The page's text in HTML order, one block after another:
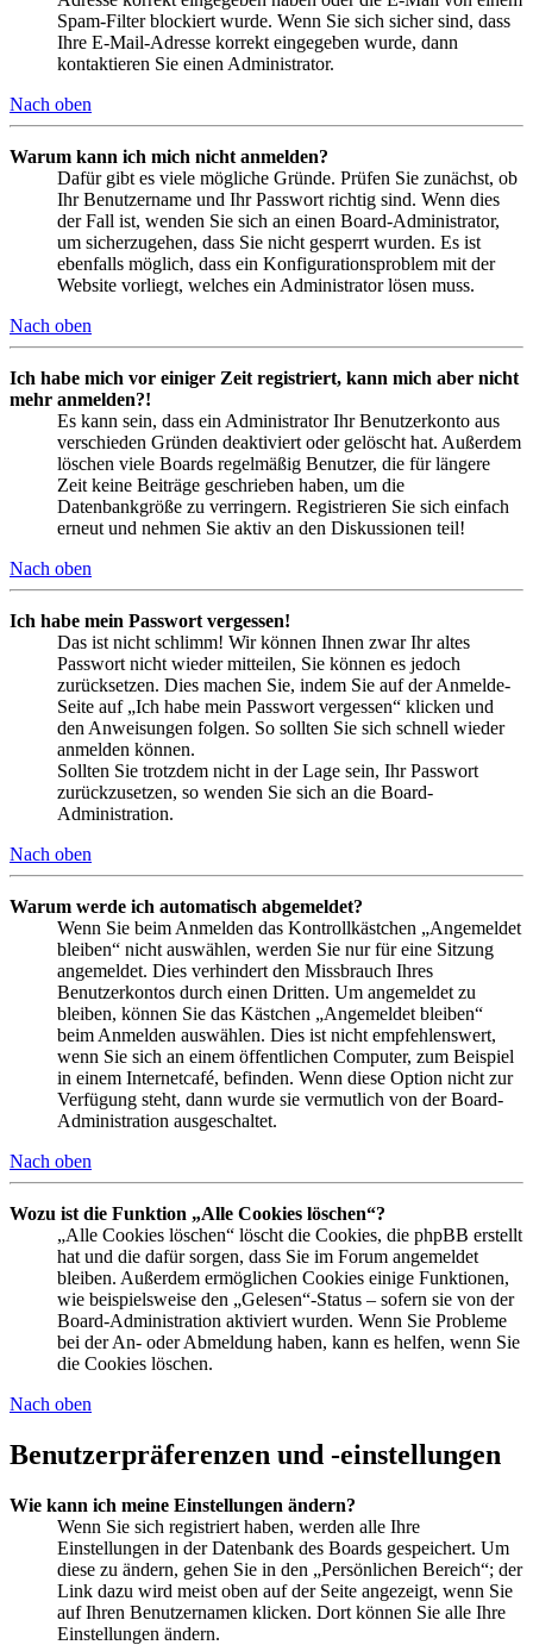
Spam-Filter blockiert wurde. Wenn Sie sich sicher sind, dass
Ihre E-Mail-Adresse korrekt eingegeben wurde, dann
kontaktieren Sie einen Administrator.
Nach oben
Warum kann ich mich nicht anmelden?
Dafür gibt es viele mögliche Gründe. Prüfen Sie zunächst, ob
Ihr Benutzername und Ihr Passwort richtig sind. Wenn dies
der Fall ist, wenden Sie sich an einen Board-Administrator,
um sicherzugehen, dass Sie nicht gesperrt wurden. Es ist
ebenfalls möglich, dass ein Konfigurationsproblem mit der
Website vorliegt, welches ein Administrator lösen muss.
Nach oben
Ich habe mich vor einiger Zeit registriert, kann mich aber nicht
mehr anmelden?!
Es kann sein, dass ein Administrator Ihr Benutzerkonto aus
verschieden Gründen deaktiviert oder gelöscht hat. Außerdem
löschen viele Boards regelmäßig Benutzer, die für längere
Zeit keine Beiträge geschrieben haben, um die
Datenbankgröße zu verringern. Registrieren Sie sich einfach
erneut und nehmen Sie aktiv an den Diskussionen teil!
Nach oben
Ich habe mein Passwort vergessen!
Das ist nicht schlimm! Wir können Ihnen zwar Ihr altes
Passwort nicht wieder mitteilen, Sie können es jedoch
zurücksetzen. Dies machen Sie, indem Sie auf der Anmelde-
Seite auf „Ich habe mein Passwort vergessen“ klicken und
den Anweisungen folgen. So sollten Sie sich schnell wieder
anmelden können.
Sollten Sie trotzdem nicht in der Lage sein, Ihr Passwort
zurückzusetzen, so wenden Sie sich an die Board-
Administration.
Nach oben
Warum werde ich automatisch abgemeldet?
Wenn Sie beim Anmelden das Kontrollkästchen „Angemeldet
bleiben“ nicht auswählen, werden Sie nur für eine Sitzung
angemeldet. Dies verhindert den Missbrauch Ihres
Benutzerkontos durch einen Dritten. Um angemeldet zu
bleiben, können Sie das Kästchen „Angemeldet bleiben“
beim Anmelden auswählen. Dies ist nicht empfehlenswert,
wenn Sie sich an einem öffentlichen Computer, zum Beispiel
in einem Internetcafé, befinden. Wenn diese Option nicht zur
Verfügung steht, dann wurde sie vermutlich von der Board-
Administration ausgeschaltet.
Nach oben
Wozu ist die Funktion „Alle Cookies löschen“?
„Alle Cookies löschen“ löscht die Cookies, die phpBB erstellt
hat und die dafür sorgen, dass Sie im Forum angemeldet
bleiben. Außerdem ermöglichen Cookies einige Funktionen,
wie beispielsweise den „Gelesen“-Status – sofern sie von der
Board-Administration aktiviert wurden. Wenn Sie Probleme
bei der An- oder Abmeldung haben, kann es helfen, wenn Sie
die Cookies löschen.
Nach oben
Benutzerpräferenzen und -einstellungen
Wie kann ich meine Einstellungen ändern?
Wenn Sie sich registriert haben, werden alle Ihre
Einstellungen in der Datenbank des Boards gespeichert. Um
diese zu ändern, gehen Sie in den „Persönlichen Bereich“; der
Link dazu wird meist oben auf der Seite angezeigt, wenn Sie
auf Ihren Benutzernamen klicken. Dort können Sie alle Ihre
Einstellungen ändern.